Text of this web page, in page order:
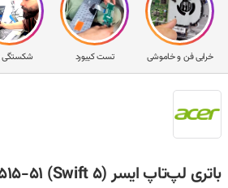
شکستگی تست کیبورد خرابی فن و خاموشی
باتری لپ‌تاپ ایسر SF515-51 (Swift 5)